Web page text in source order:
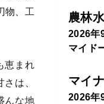
物、工
恵まれ
は、
んな地
農林
2026年
マイド
マイ
2026年